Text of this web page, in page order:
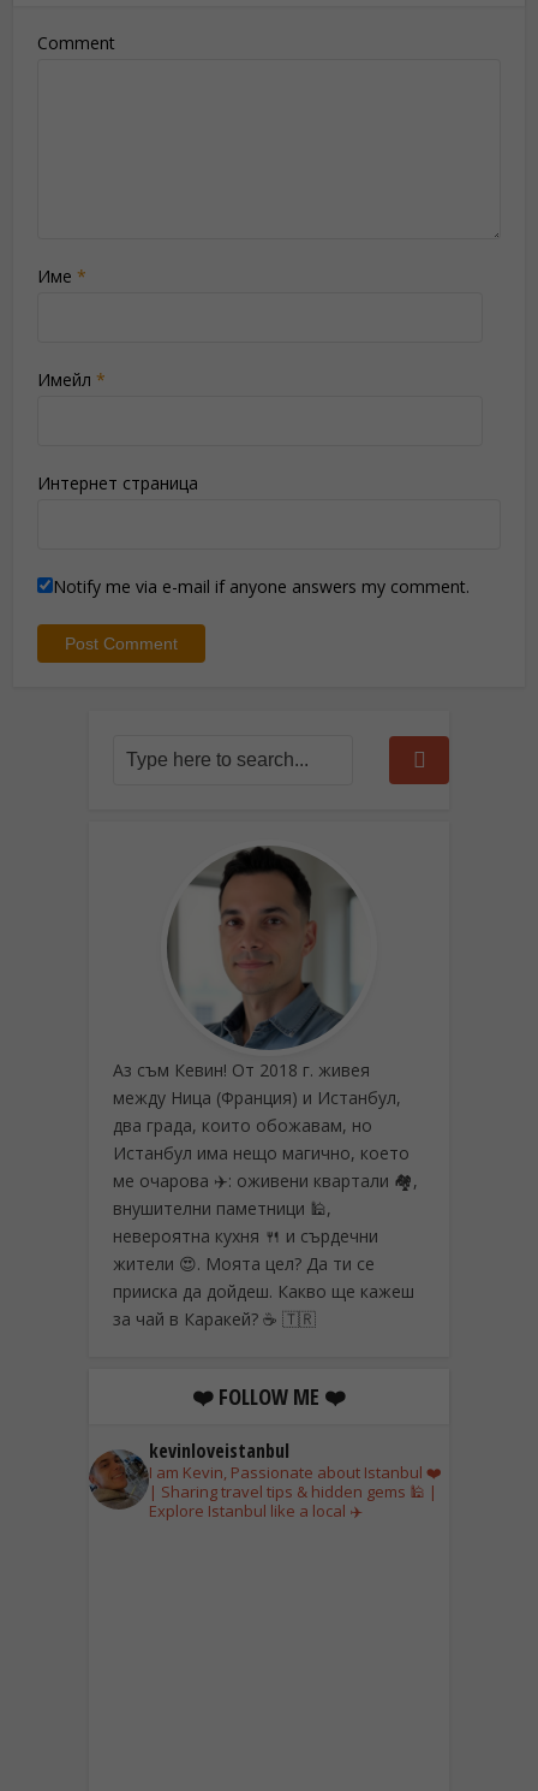
Comment
Име*
Имейл*
Интернет страница
Notify me via e-mail if anyone answers my comment.
Аз съм Кевин! От 2018 г. живея
между Ница (Франция) и Истанбул,
два града, които обожавам, но
Истанбул има нещо магично, което
ме очарова ✈️: оживени квартали 🏘️,
внушителни паметници 🕌,
невероятна кухня 🍴 и сърдечни
жители 😍. Моята цел? Да ти се
прииска да дойдеш. Какво ще кажеш
за чай в Каракей? ☕ 🇹🇷
❤️ FOLLOW ME ❤️
kevinloveistanbul
I am Kevin, Passionate about Istanbul ❤️
| Sharing travel tips & hidden gems 🕌 |
Explore Istanbul like a local ✈️